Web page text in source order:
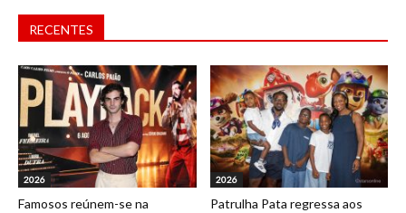
RECENTES
2026
Famosos reúnem-se na
2026
Patrulha Pata regressa aos